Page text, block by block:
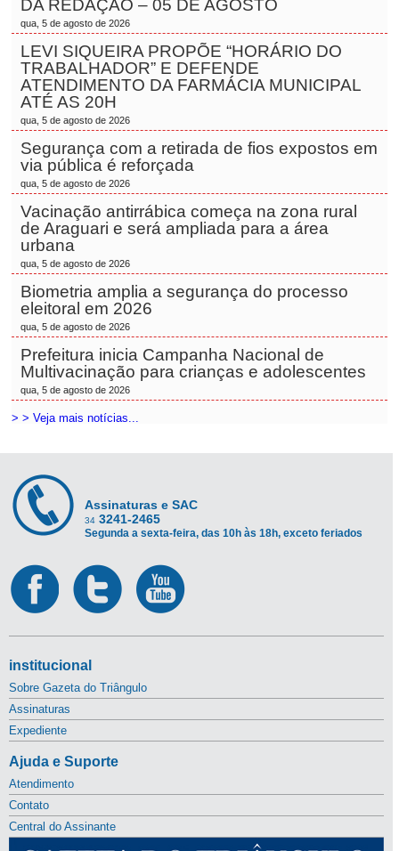
DA REDAÇÃO – 05 DE AGOSTO
qua, 5 de agosto de 2026
LEVI SIQUEIRA PROPÕE “HORÁRIO DO
TRABALHADOR” E DEFENDE
ATENDIMENTO DA FARMÁCIA MUNICIPAL
ATÉ AS 20H
qua, 5 de agosto de 2026
Segurança com a retirada de fios expostos em
via pública é reforçada
qua, 5 de agosto de 2026
Vacinação antirrábica começa na zona rural
de Araguari e será ampliada para a área
urbana
qua, 5 de agosto de 2026
Biometria amplia a segurança do processo
eleitoral em 2026
qua, 5 de agosto de 2026
Prefeitura inicia Campanha Nacional de
Multivacinação para crianças e adolescentes
qua, 5 de agosto de 2026
> > Veja mais notícias...
Assinaturas e SAC
34 3241-2465
Segunda a sexta-feira, das 10h às 18h, exceto feriados
institucional
Sobre Gazeta do Triângulo
Assinaturas
Expediente
Ajuda e Suporte
Atendimento
Contato
Central do Assinante